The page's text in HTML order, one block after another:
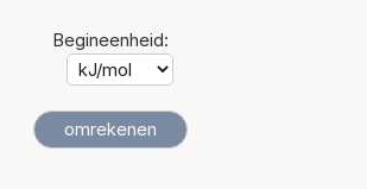
Begineenheid: